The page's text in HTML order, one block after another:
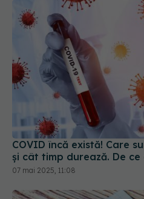
COVID încă există! Care
și cât timp durează. De ce
07 mai 2025, 11:08